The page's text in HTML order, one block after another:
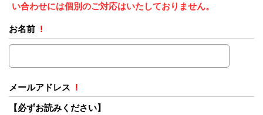
い合わせには個別のご対応はいたしておりません。
お名前 !
メールアドレス !
【必ずお読みください】